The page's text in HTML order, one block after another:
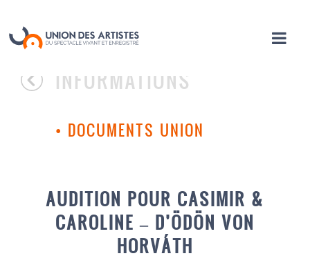
INFORMATIONS
• DOCUMENTS UNION
AUDITION POUR CASIMIR &
CAROLINE – D’ÖDÖN VON
HORVÁTH